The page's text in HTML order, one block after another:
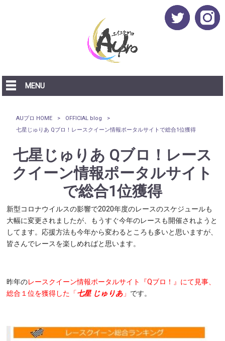
MENU
AUプロ HOME > OFFICIAL blog
>
七星じゅりあ Qブロ！レースクイーン情報ポータルサイトで総合1位獲得
七星じゅりあ Qブロ！レース
クイーン情報ポータルサイト
で総合1位獲得
新型コロナウイルスの影響で2020年度のレースのスケジュールも
大幅に変更されましたが、もうすぐ今年のレースも開催されようと
してます。応援方法も今年から変わるところも多いと思いますが、
皆さんでレースを楽しめればと思います。
昨年のレースクイーン情報ポータルサイト『Qブロ！』にて見事、
総合１位を獲得した「七星 じゅりあ 」 です。